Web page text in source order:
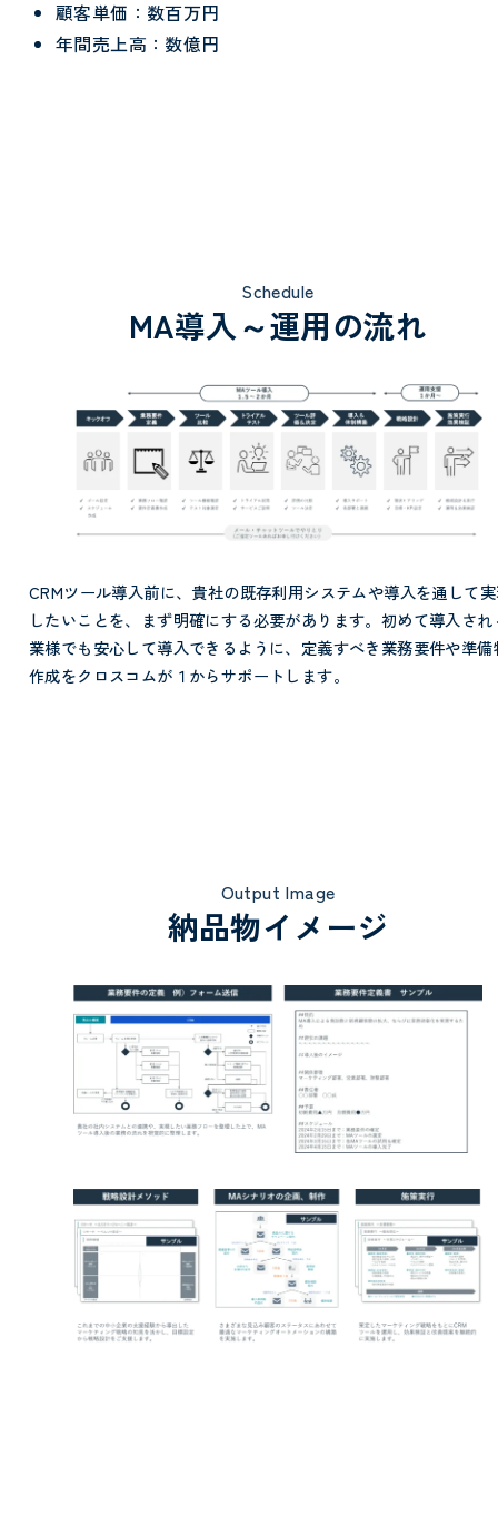
顧客単価：数百万円
年間売上高：数億円
Schedule
MA導入～運用の流れ
CRMツール導入前に、貴社の既存利用システムや導入を通して
したいことを、まず明確にする必要があります。初めて導入され
業様でも安心して導入できるように、定義すべき業務要件や準備
作成をクロスコムが１からサポートします。
Output Image
納品物イメージ